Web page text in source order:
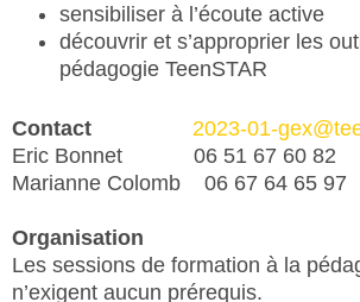
sensibiliser à l’écoute active
découvrir et s’approprier les
pédagogie TeenSTAR
Contact
2023-01-
Eric Bonnet 06 51 67 60 82
Marianne Colomb 06 67 64 65 97
Organisation
Les sessions de formation à la
n’exigent aucun prérequis.